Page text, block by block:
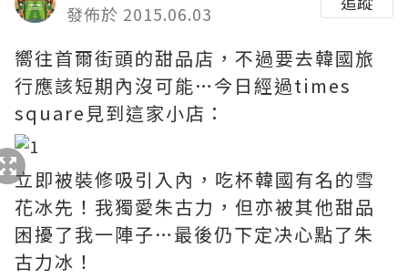
發佈於 2015.06.03
嚮往首爾街頭的甜品店，不過要去韓國旅
行應該短期內沒可能…今日經過times
square見到這家小店：
立即被裝修吸引入內，吃杯韓國有名的雪
花冰先！我獨愛朱古力，但亦被其他甜品
困擾了我一陣子…最後仍下定决心點了朱
古力冰！